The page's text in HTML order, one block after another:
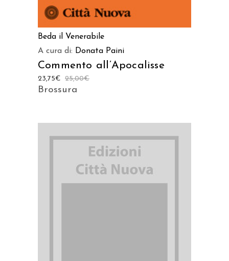
Beda il Venerabile
A cura di: Donata Paini
Commento all’Apocalisse
25,00€
23,75€
Brossura